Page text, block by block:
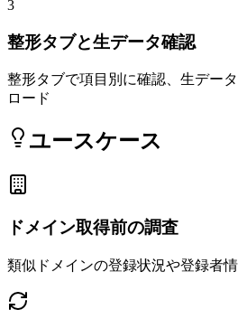
3
整形タブと生データ確認
整形タブで項目別に確認、生デー
ロード
ユースケース
ドメイン取得前の調査
類似ドメインの登録状況や登録者